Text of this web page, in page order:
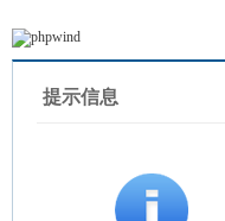
提示信息